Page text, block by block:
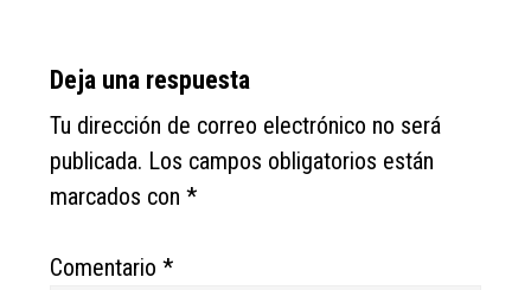
Reader
Interactions
Deja una respuesta
Tu dirección de correo electrónico no será
publicada. Los campos obligatorios están
marcados con*
Comentario*